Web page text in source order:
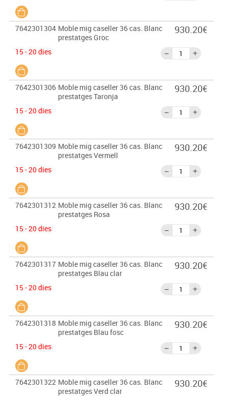
7642301304 Moble mig caseller 36 cas. Blanc
prestatges Groc
15 - 20 dies
930.20€
7642301306 Moble mig caseller 36 cas. Blanc
prestatges Taronja
15 - 20 dies
930.20€
7642301309 Moble mig caseller 36 cas. Blanc
prestatges Vermell
15 - 20 dies
930.20€
7642301312 Moble mig caseller 36 cas. Blanc
prestatges Rosa
15 - 20 dies
930.20€
7642301317 Moble mig caseller 36 cas. Blanc
prestatges Blau clar
15 - 20 dies
930.20€
7642301318 Moble mig caseller 36 cas. Blanc
prestatges Blau fosc
15 - 20 dies
930.20€
7642301322 Moble mig caseller 36 cas. Blanc
prestatges Verd clar
930.20€